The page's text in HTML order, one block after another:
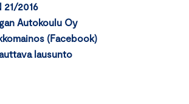
2016
Autokoulu Oy
(Facebook)
lausunto